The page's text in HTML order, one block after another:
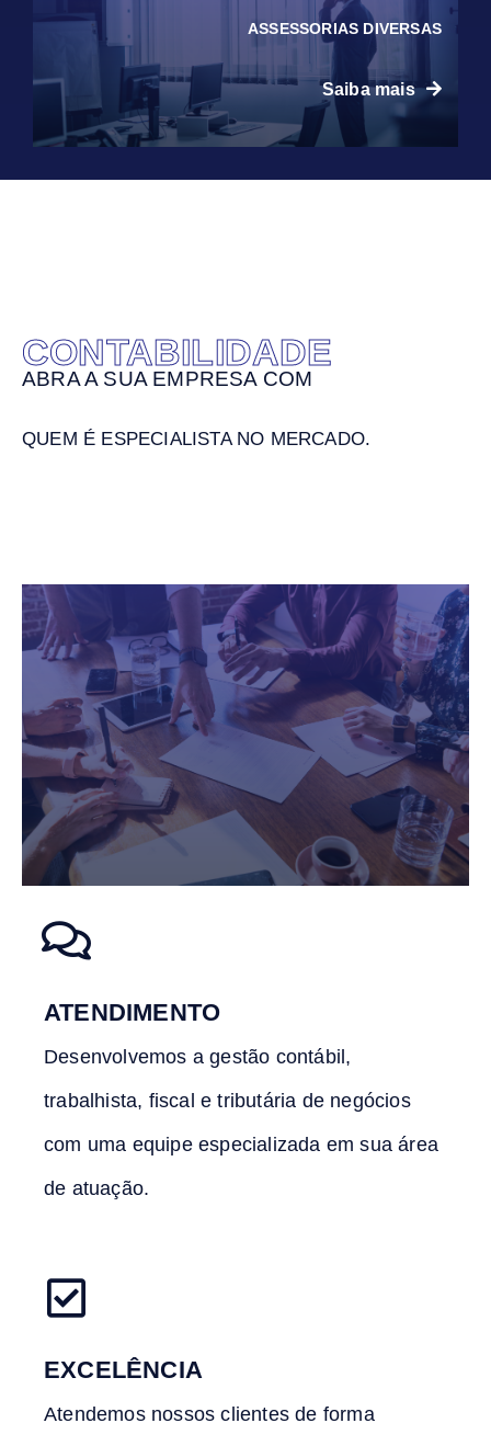
ASSESSORIAS DIVERSAS
Saiba mais
CONTABILIDADE
ABRA A SUA EMPRESA COM
QUEM É ESPECIALISTA NO MERCADO.
ATENDIMENTO
Desenvolvemos a gestão contábil,
trabalhista, fiscal e tributária de negócios
com uma equipe especializada em sua área
de atuação.
EXCELÊNCIA
Atendemos nossos clientes de forma